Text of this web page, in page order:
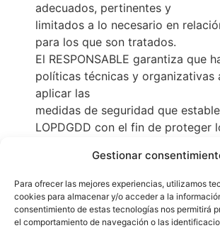
Gestionar
Para ofrecer las mejores experiencias, utilizamos
cookies para almacenar y/o acceder a la
consentimiento de estas tecnologías nos permitirá
el comportamiento de navegación o las
adecuados, pertinentes y
limitados a lo necesario en
para los que son tratados.
El RESPONSABLE garantiza que
políticas técnicas y organizativas
aplicar las
medidas de seguridad que
LOPDGDD con el fin de proteger
USUARIOS y les ha comunicado
adecuada para que puedan
Para más información sobre las
privacidad, puedes dirigirte al